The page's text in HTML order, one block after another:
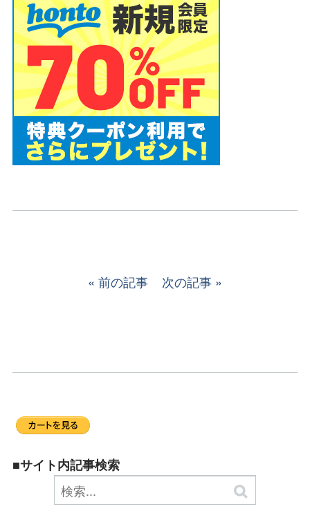
前の記事 次の記事
■サイト内記事検索